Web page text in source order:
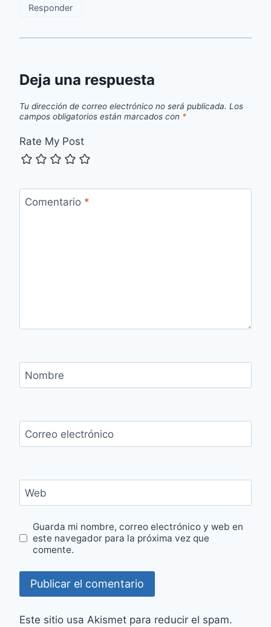
Responder
Deja una respuesta
Tu dirección de correo electrónico no será publicada. Los
campos obligatorios están marcados con *
Rate My Post
Comentario *
Nombre
Correo electrónico
Web
Guarda mi nombre, correo electrónico y web en
este navegador para la próxima vez que
comente.
Este sitio usa Akismet para reducir el spam.